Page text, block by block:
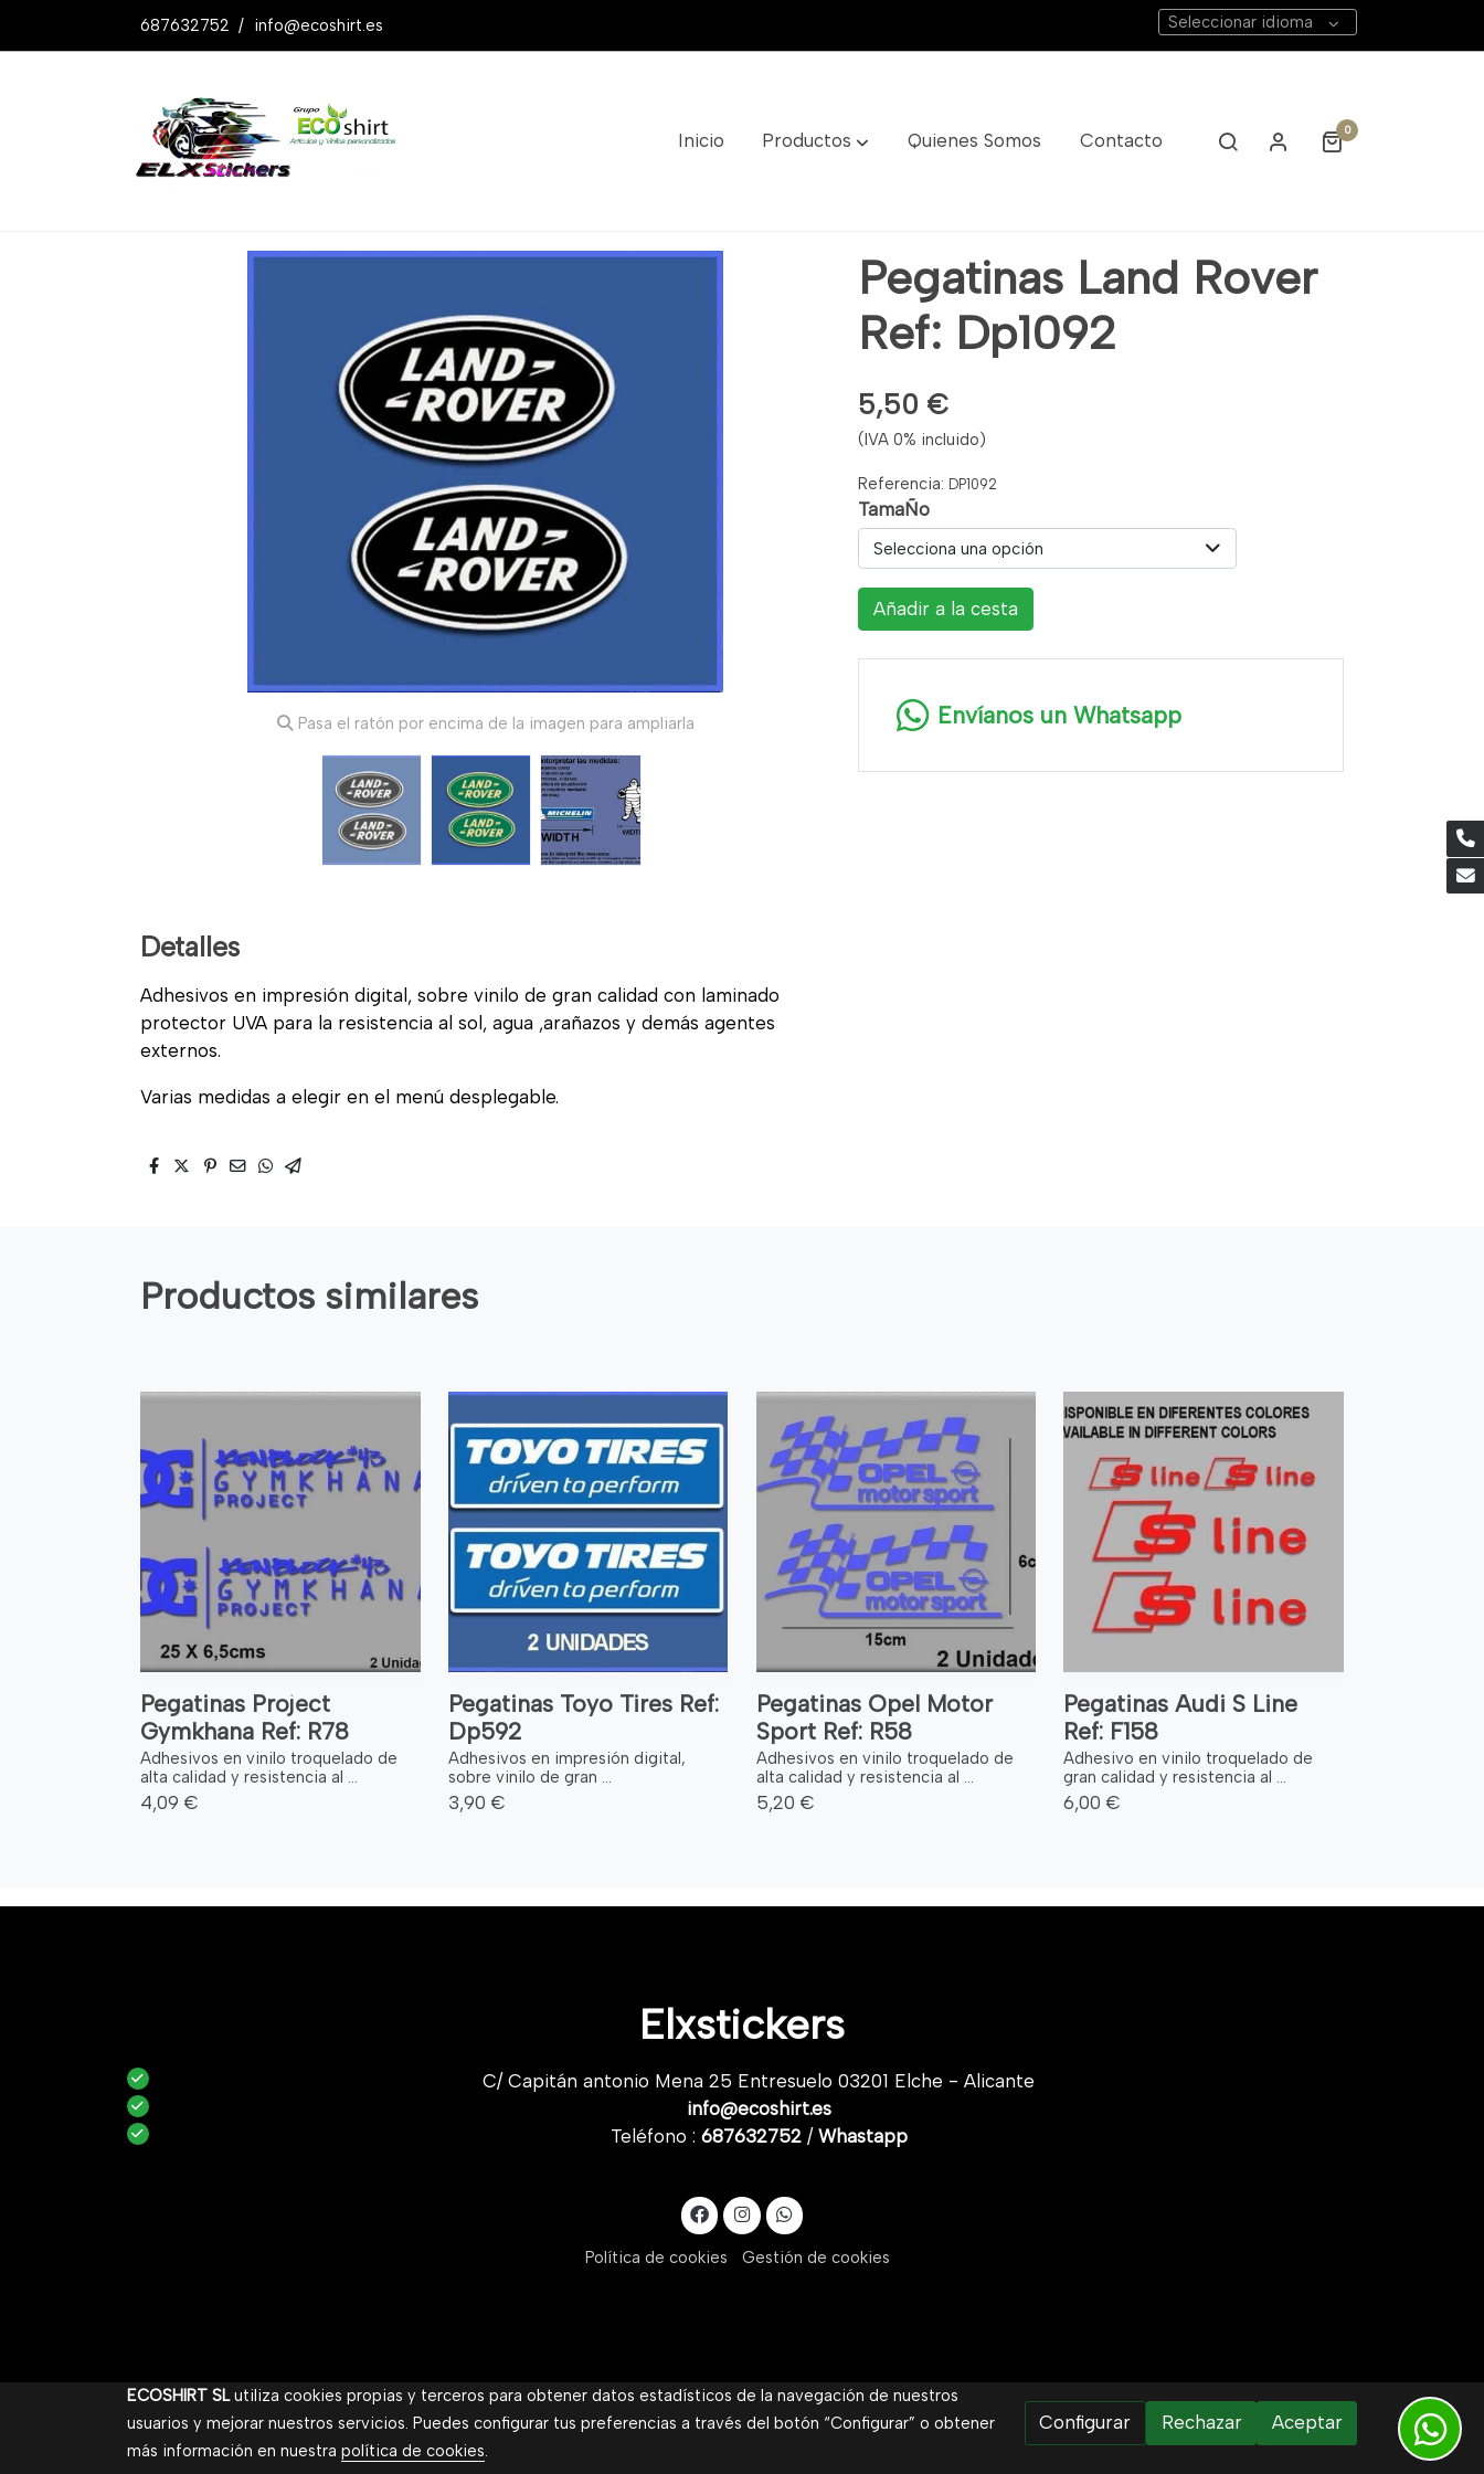
687632752 / info@ecoshirt.es Seleccionar idioma
Inicio Productos Quienes Somos Contacto 0
Productos Pegatinas Land Rover Ref: Dp1092
Pasa el ratón por encima de la imagen para ampliarla
Detalles
Adhesivos en impresión digital, sobre vinilo de gran calidad con laminado
protector UVA para la resistencia al sol, agua ,arañazos y demás agentes
externos.
Varias medidas a elegir en el menú desplegable.
Pegatinas Land Rover
Ref: Dp1092
5,50 €
(IVA 0% incluido)
Referencia: DP1092
TamaÑo
Selecciona una opción
Añadir a la cesta
Envíanos un Whatsapp
Productos similares
Pegatinas Project
Gymkhana Ref: R78
Adhesivos en vinilo troquelado de
alta calidad y resistencia al ...
4,09 €
Pegatinas Toyo Tires Ref:
Dp592
Adhesivos en impresión digital,
sobre vinilo de gran ...
3,90 €
Pegatinas Opel Motor
Sport Ref: R58
Adhesivos en vinilo troquelado de
alta calidad y resistencia al ...
5,20 €
Pegatinas Audi S Line
Ref: F158
Adhesivo en vinilo troquelado de
gran calidad y resistencia al ...
6,00 €
Elxstickers
C/ Capitán antonio Mena 25 Entresuelo 03201 Elche - Alicante
info@ecoshirt.es
Teléfono : 687632752/ Whastapp
Política de cookies Gestión de cookies
ECOSHIRT SLutiliza cookies propias y terceros para obtener datos estadísticos de la navegación de nuestros
usuarios y mejorar nuestros servicios. Puedes configurar tus preferencias a través del botón “Configurar” o obtener
más información en nuestra política de cookies.
Configurar Rechazar Aceptar